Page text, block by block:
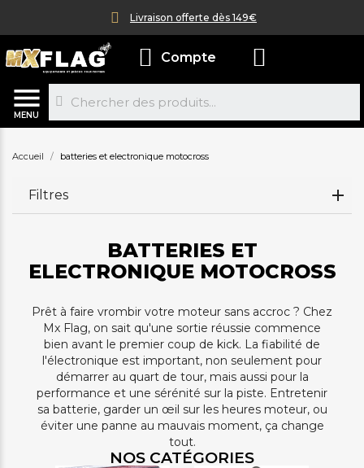
Livraison offerte dès 149€
MENU
Compte
Accueil batteries et electronique motocross
Filtres
BATTERIES ET
ELECTRONIQUE MOTOCROSS
Prêt à faire vrombir votre moteur sans accroc ? Chez
Mx Flag, on sait qu'une sortie réussie commence
bien avant le premier coup de kick. La fiabilité de
l'électronique est important, non seulement pour
démarrer au quart de tour, mais aussi pour la
performance et une sérénité sur la piste. Entretenir
sa batterie, garder un œil sur les heures moteur, ou
éviter une panne au mauvais moment, ça change
tout.
NOS CATÉGORIES